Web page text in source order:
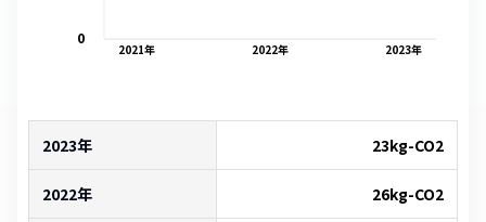
2021年 2022年 2023年
0
2023年 23kg-CO2
2022年 26kg-CO2